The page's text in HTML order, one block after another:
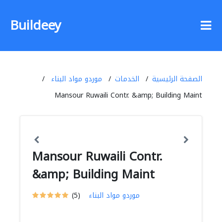
Buildeey
الصفحة الرئيسية الخدمات
موردو مواد البناء
Mansour Ruwaili Contr. &amp; Building Maint
Mansour Ruwaili Contr.
&amp; Building Maint
(5) موردو مواد البناء